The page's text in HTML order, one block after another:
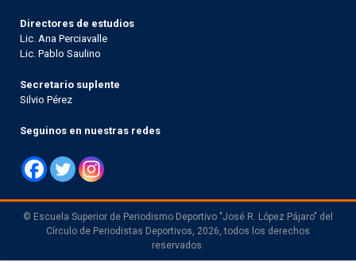
Directores de estudios
Lic. Ana Perciavalle
Lic. Pablo Saulino
Secretario suplente
Silvio Pérez
Seguinos en nuestras redes
© Escuela Superior de Periodismo Deportivo "José R. López Pájaro" del
Círculo de Periodistas Deportivos, 2026, todos los derechos
reservados.